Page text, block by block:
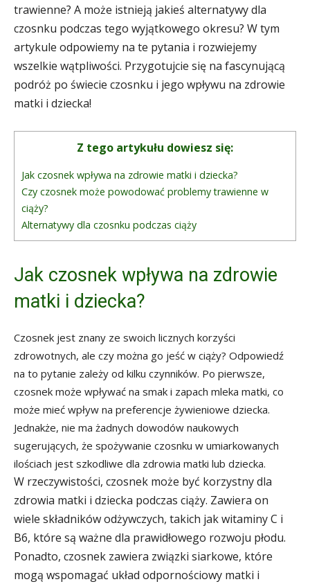
trawienne? A może istnieją jakieś alternatywy dla
czosnku podczas tego wyjątkowego okresu? W tym
artykule odpowiemy na te pytania i rozwiejemy
wszelkie wątpliwości. Przygotujcie się na fascynującą
podróż po świecie czosnku i jego wpływu na zdrowie
matki i dziecka!
Z tego artykułu dowiesz się:
Jak czosnek wpływa na zdrowie matki i dziecka?
Czy czosnek może powodować problemy trawienne w
ciąży?
Alternatywy dla czosnku podczas ciąży
Jak czosnek wpływa na zdrowie
matki i dziecka?
Czosnek jest znany ze swoich licznych korzyści
zdrowotnych, ale czy można go jeść w ciąży? Odpowiedź
na to pytanie zależy od kilku czynników. Po pierwsze,
czosnek może wpływać na smak i zapach mleka matki, co
może mieć wpływ na preferencje żywieniowe dziecka.
Jednakże, nie ma żadnych dowodów naukowych
sugerujących, że spożywanie czosnku w umiarkowanych
ilościach jest szkodliwe dla zdrowia matki lub dziecka.
W rzeczywistości, czosnek może być korzystny dla
zdrowia matki i dziecka podczas ciąży. Zawiera on
wiele składników odżywczych, takich jak witaminy C i
B6, które są ważne dla prawidłowego rozwoju płodu.
Ponadto, czosnek zawiera związki siarkowe, które
mogą wspomagać układ odpornościowy matki i